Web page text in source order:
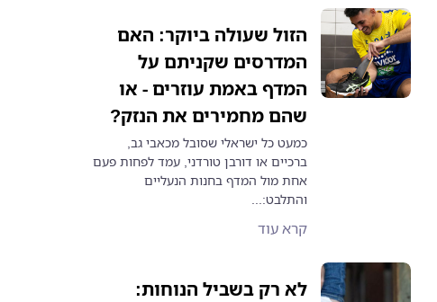
הזול שעולה ביוקר: האם
המדרסים שקניתם על
המדף באמת עוזרים - או
שהם מחמירים את הנזק?
כמעט כל ישראלי שסובל מכאבי גב,
ברכיים או דורבן טורדני, עמד לפחות פעם
אחת מול המדף בחנות הנעליים
והתלבט:...
קרא עוד
לא רק בשביל הנוחות: